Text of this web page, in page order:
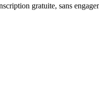
gratuite, sans